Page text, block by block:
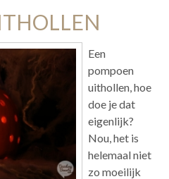
Een
pompoen
uithollen, hoe
doe je dat
eigenlijk?
Nou, het is
helemaal niet
zo moeilijk